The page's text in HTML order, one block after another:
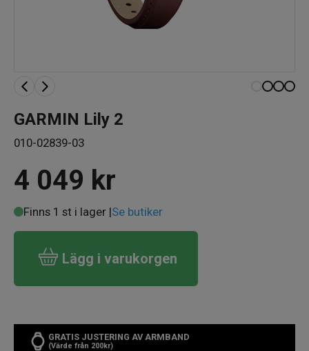
GARMIN Lily 2
010-02839-03
4 049 kr
Finns 1 st i lager |Se butiker
Lägg i varukorgen
GRATIS JUSTERING AV ARMBAND
(Värde från 200kr)